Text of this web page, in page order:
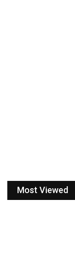
Most Viewed